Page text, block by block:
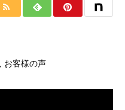
お客様の声